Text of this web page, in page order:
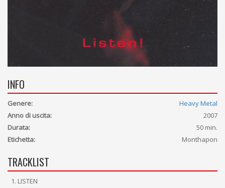
INFO
Genere:
Heavy Metal
Anno di uscita:
2007
Durata:
50 min.
Etichetta:
Monthapon
TRACKLIST
LISTEN